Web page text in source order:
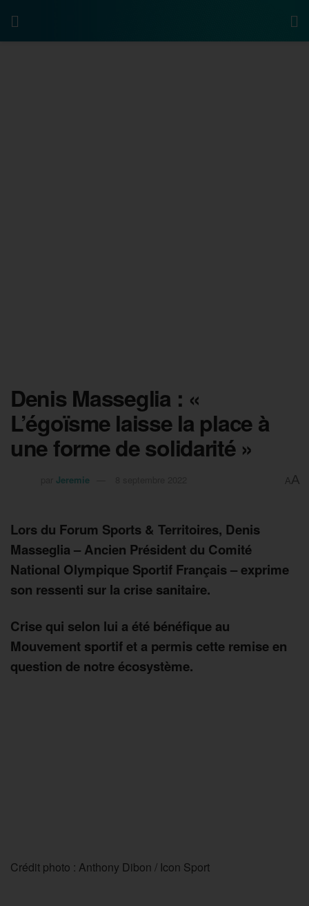
Denis Masseglia : «
L’égoïsme laisse la place à
une forme de solidarité »
Jeremie AA
Lors du Forum Sports & Territoires, Denis
Masseglia – Ancien Président du Comité
National Olympique Sportif Français – exprime
son ressenti sur la crise sanitaire.
Crise qui selon lui a été bénéfique au
Mouvement sportif et a permis cette remise en
question de notre écosystème.
Crédit photo : Anthony Dibon / Icon Sport